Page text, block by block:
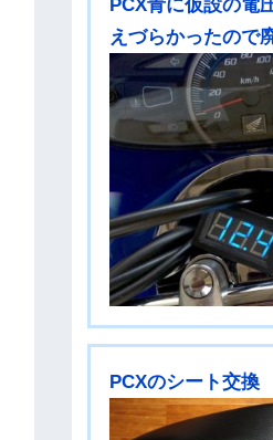
PCX青に仮設の電
えづらかったので
PCXのシート交換